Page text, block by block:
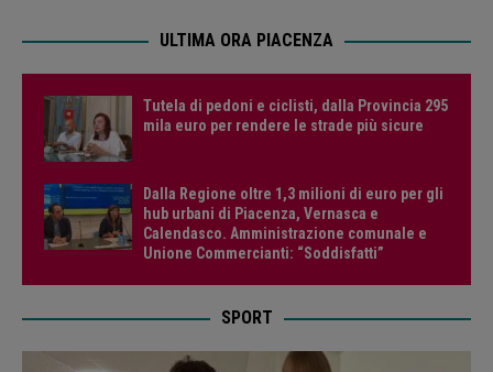
ULTIMA ORA PIACENZA
Tutela di pedoni e ciclisti, dalla Provincia 295
mila euro per rendere le strade più sicure
Dalla Regione oltre 1,3 milioni di euro per gli
hub urbani di Piacenza, Vernasca e
Calendasco. Amministrazione comunale e
Unione Commercianti: “Soddisfatti”
SPORT